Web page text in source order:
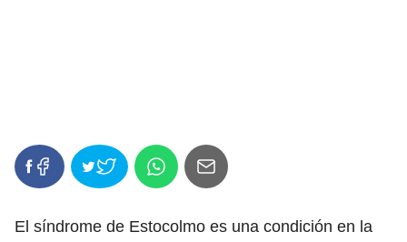
El síndrome de Estocolmo es una condición en la